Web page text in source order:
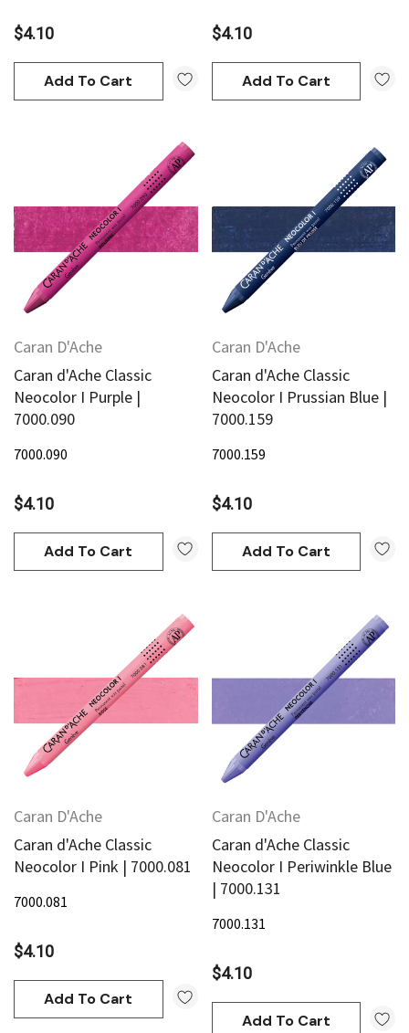
$4.10
Add To Cart
$4.10
Add To Cart
Caran D'Ache
Caran d'Ache Classic
Neocolor I Purple |
7000.090
7000.090
$4.10
Add To Cart
Caran D'Ache
Caran d'Ache Classic
Neocolor I Prussian Blue |
7000.159
7000.159
$4.10
Add To Cart
Caran D'Ache
Caran d'Ache Classic
Neocolor I Pink | 7000.081
7000.081
$4.10
Add To Cart
Caran D'Ache
Caran d'Ache Classic
Neocolor I Periwinkle Blue
| 7000.131
7000.131
$4.10
Add To Cart